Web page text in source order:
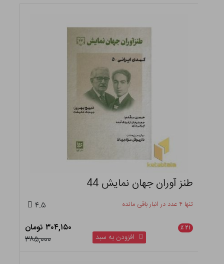
طنز آوران جهان نمایش 44
تنها ۴ عدد در انبار باقی مانده ۴.۵
۲۱ ٪
۳۰۴,۱۵۰ تومان
۳۸۵,۰۰۰
افزودن به سبد